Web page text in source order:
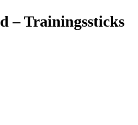
– Trainingssticks